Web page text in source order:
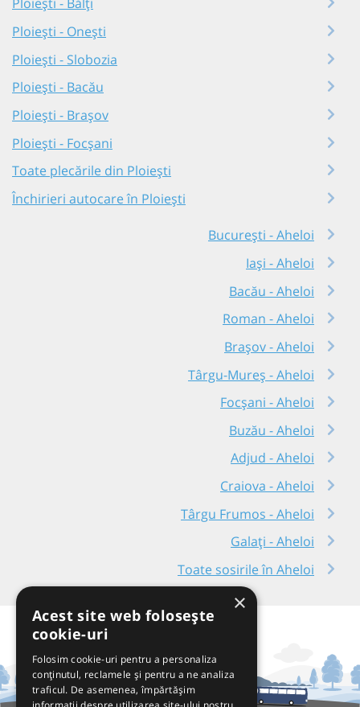
Ploiești - Onești
Ploiești - Slobozia
Ploiești - Bacău
Ploiești - Brașov
Ploiești - Focșani
Toate plecările din Ploiești
Închirieri autocare în Ploiești
București - Aheloi
Iași - Aheloi
Bacău - Aheloi
Roman - Aheloi
Brașov - Aheloi
Târgu-Mureș - Aheloi
Focșani - Aheloi
Buzău - Aheloi
Adjud - Aheloi
Craiova - Aheloi
Târgu Frumos - Aheloi
Galați - Aheloi
Toate sosirile în Aheloi
×
Acest site web folosește
cookie-uri
Folosim cookie-uri pentru a personaliza
conținutul, reclamele și pentru a ne analiza
traficul. De asemenea, împărtășim